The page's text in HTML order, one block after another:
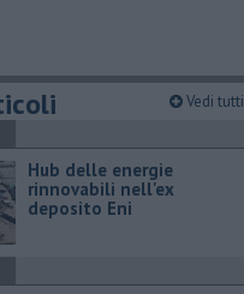
Vedi tutti
Hub delle energie
rinnovabili nell'ex
deposito Eni